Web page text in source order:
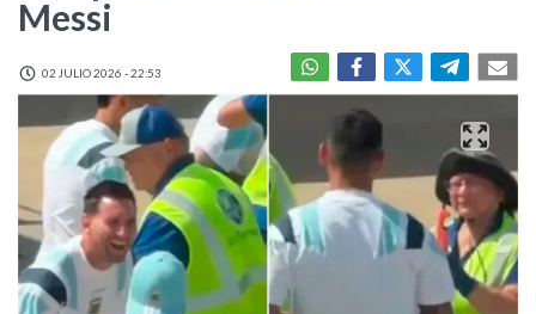
Messi
02 JULIO 2026 - 22:53